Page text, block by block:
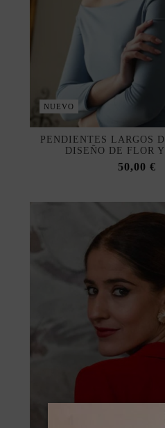
NUEVO
PENDIENTES LARGOS
DISEÑO DE FLOR
50,00 €